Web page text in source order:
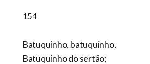
154
Batuquinho, batuquinho,
Batuquinho do sertão;